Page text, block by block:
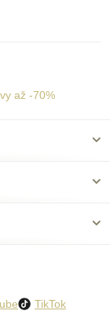
až -70%
TikTok